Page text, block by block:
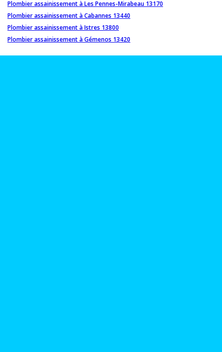
Plombier assainissement à Les Pennes-Mirabeau 13170
Plombier assainissement à Cabannes 13440
Plombier assainissement à Istres 13800
Plombier assainissement à Gémenos 13420